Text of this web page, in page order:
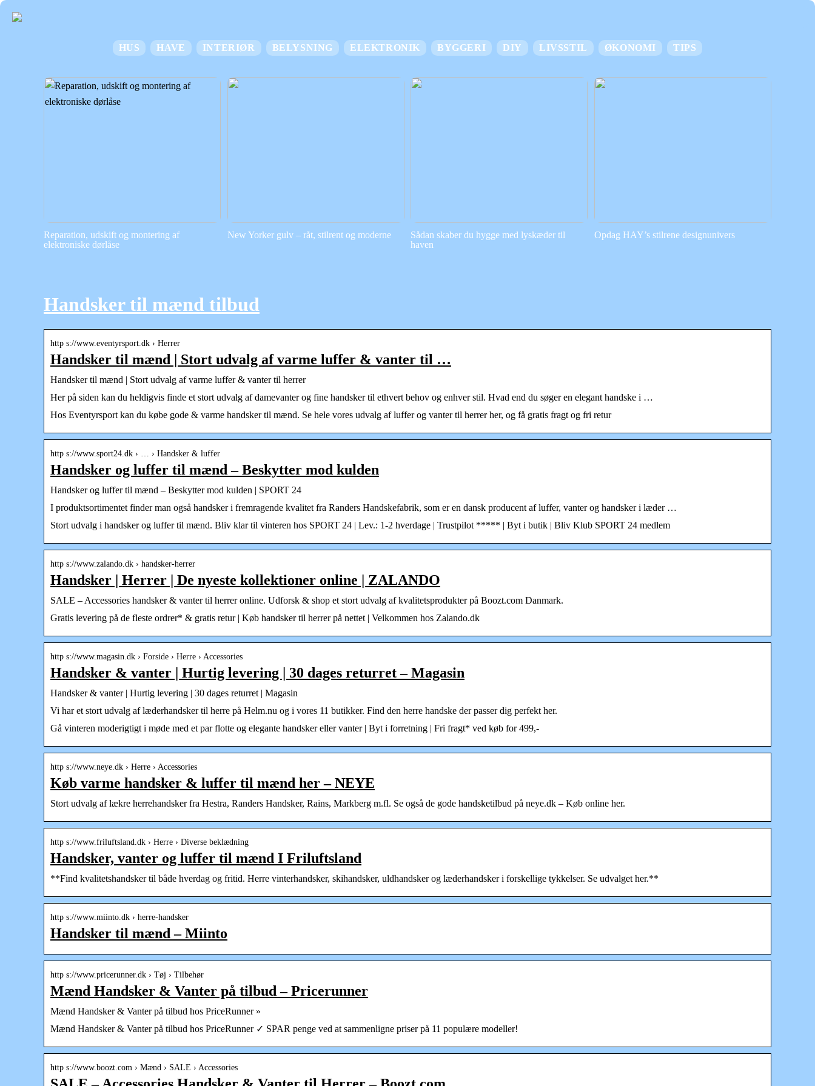
HUS HAVE INTERIØR BELYSNING ELEKTRONIK BYGGERI DIY LIVSSTIL ØKONOMI TIPS
Reparation, udskift og montering af
elektroniske dørlåse
New Yorker gulv – råt, stilrent og moderne
Sådan skaber du hygge med lyskæder til
haven
Opdag HAY’s stilrene designunivers
Handsker til mænd tilbud
http s://www.eventyrsport.dk › Herrer
Handsker til mænd | Stort udvalg af varme luffer & vanter til …
Handsker til mænd | Stort udvalg af varme luffer & vanter til herrer
Her på siden kan du heldigvis finde et stort udvalg af damevanter og fine handsker til ethvert behov og enhver stil. Hvad end du søger en elegant handske i …
Hos Eventyrsport kan du købe gode & varme handsker til mænd. Se hele vores udvalg af luffer og vanter til herrer her, og få gratis fragt og fri retur
http s://www.sport24.dk › … › Handsker & luffer
Handsker og luffer til mænd – Beskytter mod kulden
Handsker og luffer til mænd – Beskytter mod kulden | SPORT 24
I produktsortimentet finder man også handsker i fremragende kvalitet fra Randers Handskefabrik, som er en dansk producent af luffer, vanter og handsker i læder …
Stort udvalg i handsker og luffer til mænd. Bliv klar til vinteren hos SPORT 24 | Lev.: 1-2 hverdage | Trustpilot ***** | Byt i butik | Bliv Klub SPORT 24 medlem
http s://www.zalando.dk › handsker-herrer
Handsker | Herrer | De nyeste kollektioner online | ZALANDO
SALE – Accessories handsker & vanter til herrer online. Udforsk & shop et stort udvalg af kvalitetsprodukter på Boozt.com Danmark.
Gratis levering på de fleste ordrer* & gratis retur | Køb handsker til herrer på nettet | Velkommen hos Zalando.dk
http s://www.magasin.dk › Forside › Herre › Accessories
Handsker & vanter | Hurtig levering | 30 dages returret – Magasin
Handsker & vanter | Hurtig levering | 30 dages returret | Magasin
Vi har et stort udvalg af læderhandsker til herre på Helm.nu og i vores 11 butikker. Find den herre handske der passer dig perfekt her.
Gå vinteren moderigtigt i møde med et par flotte og elegante handsker eller vanter | Byt i forretning | Fri fragt* ved køb for 499,-
http s://www.neye.dk › Herre › Accessories
Køb varme handsker & luffer til mænd her – NEYE
Stort udvalg af lækre herrehandsker fra Hestra, Randers Handsker, Rains, Markberg m.fl. Se også de gode handsketilbud på neye.dk – Køb online her.
http s://www.friluftsland.dk › Herre › Diverse beklædning
Handsker, vanter og luffer til mænd I Friluftsland
**Find kvalitetshandsker til både hverdag og fritid. Herre vinterhandsker, skihandsker, uldhandsker og læderhandsker i forskellige tykkelser. Se udvalget her.**
http s://www.miinto.dk › herre-handsker
Handsker til mænd – Miinto
http s://www.pricerunner.dk › Tøj › Tilbehør
Mænd Handsker & Vanter på tilbud – Pricerunner
Mænd Handsker & Vanter på tilbud hos PriceRunner »
Mænd Handsker & Vanter på tilbud hos PriceRunner ✓ SPAR penge ved at sammenligne priser på 11 populære modeller!
http s://www.boozt.com › Mænd › SALE › Accessories